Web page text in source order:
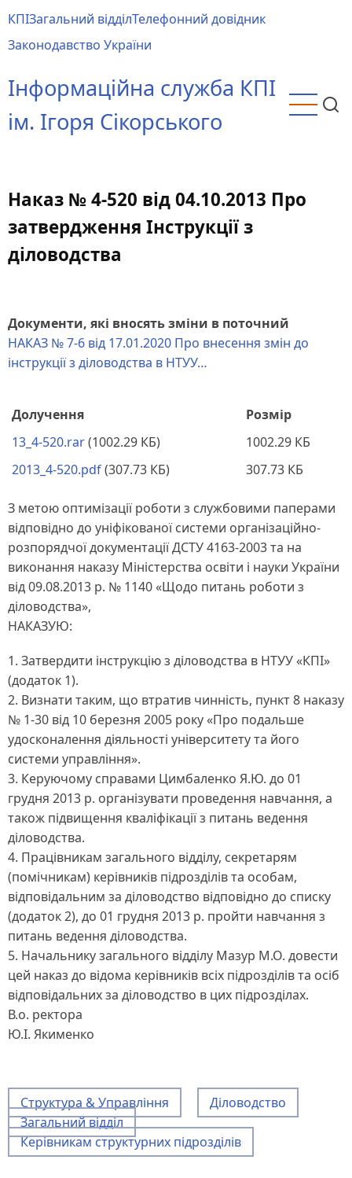
до
основного
КПІЗагальний відділТелефонний довідник
Законодавство України
Інформаційна служба КПІ
ім. Ігоря Сікорського
Наказ № 4-520 від 04.10.2013 Про
затвердження Інструкції з
діловодства
Документи, які вносять зміни в поточний
НАКАЗ № 7-6 від 17.01.2020 Про внесення змін до
інструкції з діловодства в НТУУ…
Долучення
Розмір
13_4-520.rar(1002.29 КБ)
1002.29 КБ
2013_4-520.pdf(307.73 КБ) 307.73 КБ
З метою оптимізації роботи з службовими паперами
відповідно до уніфікованої системи організаційно-
розпорядчої документації ДСТУ 4163-2003 та на
виконання наказу Міністерства освіти і науки України
від 09.08.2013 р. № 1140 «Щодо питань роботи з
діловодства»,
НАКАЗУЮ:
1. Затвердити інструкцію з діловодства в НТУУ «КПІ»
(додаток 1).
2. Визнати таким, що втратив чинність, пункт 8 наказу
№ 1-30 від 10 березня 2005 року «Про подальше
удосконалення діяльності університету та його
системи управління».
3. Керуючому справами Цимбаленко Я.Ю. до 01
грудня 2013 р. організувати проведення навчання, а
також підвищення кваліфікації з питань ведення
діловодства.
4. Працівникам загального відділу, секретарям
(помічникам) керівників підрозділів та особам,
відповідальним за діловодство відповідно до списку
(додаток 2), до 01 грудня 2013 р. пройти навчання з
питань ведення діловодства.
5. Начальнику загального відділу Мазур М.О. довести
цей наказ до відома керівників всіх підрозділів та осіб
відповідальних за діловодство в цих підрозділах.
В.о. ректора
Ю.І. Якименко
Структура & Управління
Діловодство
Загальний відділ
Керівникам структурних підрозділів